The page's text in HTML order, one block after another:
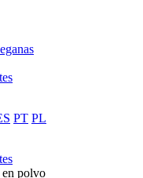
PT PL
polvo